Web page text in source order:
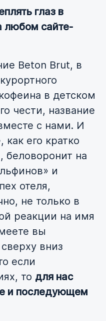
глаз в
любом сайте-
Beton Brut, в
в детском
чести, название
с нами. И
как его кратко
беловоронит на
и
отеля,
не только в
реакции на имя
вы
вниз
если
то для нас
и последующем